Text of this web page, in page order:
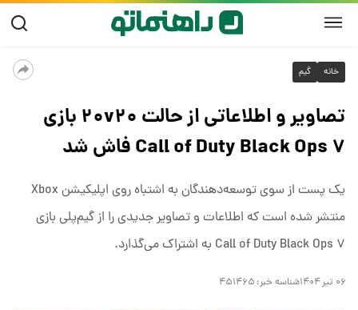
خانه گیم
تصاویر و اطلاعاتی از حالت ۲۰v۲۰ بازی
Call of Duty Black Ops ۷ فاش شد
یک پست از سوی توسعه‌دهندگان به اشتباه روی اپلیکیشن Xbox
منتشر شده است که اطلاعات و تصاویر جدیدی را از گیم‌پلی بازی
Call of Duty Black Ops ۷ به اشتراک می‌گذارد.
۰۶ تیر ۱۴۰۴ شناسه خبر: ۴۵۱۴۶۵